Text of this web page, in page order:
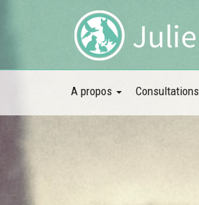
A propos Consultations